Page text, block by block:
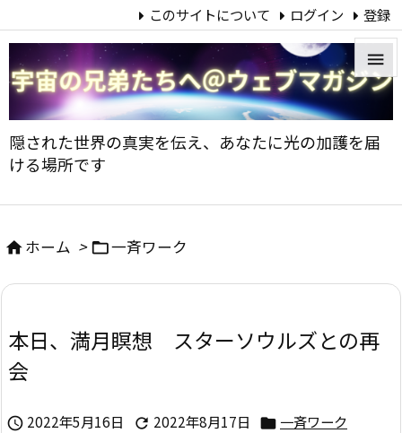
隠された世界の真実を伝え、あなたに光の加護を届
ける場所です


メニ


次へ
検索
このサイトについて ログイン 登録
ホーム > 一斉ワーク
本日、満月瞑想 スターソウルズとの再
会
 2022年5月16日  2022年8月17日  一斉ワーク